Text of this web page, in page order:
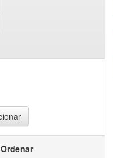
Ordenar